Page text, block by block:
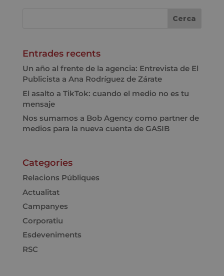
Entrades recents
Un año al frente de la agencia: Entrevista de El
Publicista a Ana Rodríguez de Zárate
El asalto a TikTok: cuando el medio no es tu
mensaje
Nos sumamos a Bob Agency como partner de
medios para la nueva cuenta de GASIB
Categories
Relacions Públiques
Actualitat
Campanyes
Corporatiu
Esdeveniments
RSC